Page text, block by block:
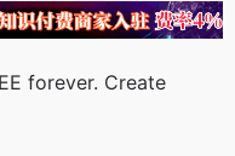
forever. Create